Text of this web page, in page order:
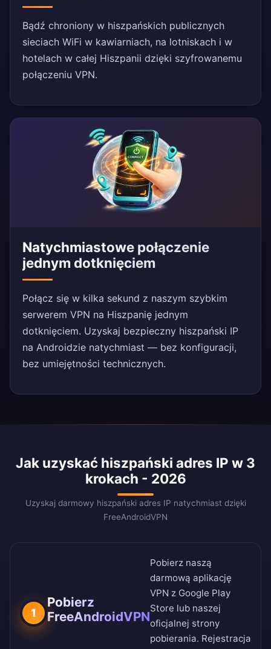
Bądź chroniony w hiszpańskich publicznych
sieciach WiFi w kawiarniach, na lotniskach i w
hotelach w całej Hiszpanii dzięki szyfrowanemu
połączeniu VPN.
Natychmiastowe połączenie
jednym dotknięciem
Połącz się w kilka sekund z naszym szybkim
serwerem VPN na Hiszpanię jednym
dotknięciem. Uzyskaj bezpieczny hiszpański IP
na Androidzie natychmiast — bez konfiguracji,
bez umiejętności technicznych.
Jak uzyskać hiszpański adres IP w 3
krokach - 2026
Uzyskaj darmowy hiszpański adres IP natychmiast dzięki
FreeAndroidVPN
1
Pobierz
FreeAndroidVPN
Pobierz naszą
darmową aplikację
VPN z Google Play
Store lub naszej
oficjalnej strony
pobierania. Rejestracja